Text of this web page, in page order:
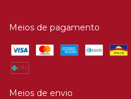
Meios de pagamento
Meios de envio